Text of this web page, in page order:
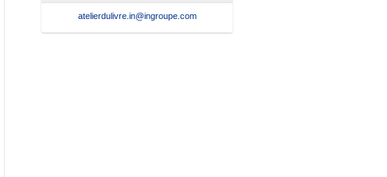
atelierdulivre.in@ingroupe.com